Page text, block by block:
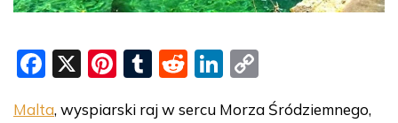
F
X
Pi T
R
Li
o
Malta, wyspiarski raj w sercu Morza Śródziemnego,